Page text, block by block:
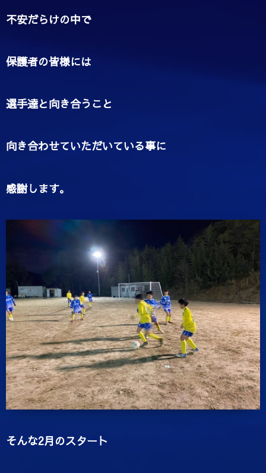
不安だらけの中で
保護者の皆様には
選手達と向き合うこと
向き合わせていただいている事に
感謝します。
そんな2月のスタート